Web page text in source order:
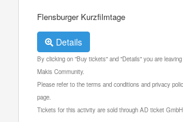
Flensburger Kurzfilmtage
Details
By clicking on "Buy tickets" and "Details" you are
Makis Community.
Please refer to the terms and conditions and privacy
page.
Tickets for this activity are sold through AD ticket GmbH.